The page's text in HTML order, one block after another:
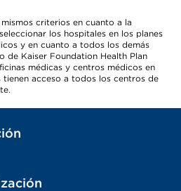
criterios en cuanto a la
los hospitales en los planes
y en cuanto a todos los demás
de Kaiser Foundation Health Plan
médicas y centros médicos en
acceso a todos los centros de